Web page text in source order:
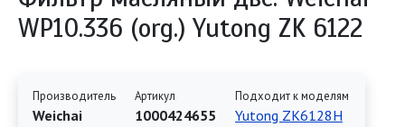
WP10.336 (org.) Yutong ZK 6122
Производитель
Weichai
Артикул
1000424655
Подходит к моделям
Yutong ZK6128H